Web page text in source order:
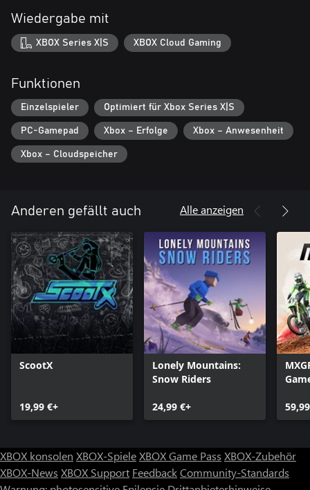
Wiedergabe mit
XBOX Series X|S XBOX Cloud Gaming
Funktionen
Einzelspieler Optimiert für Xbox Series X|S
PC-Gamepad Xbox – Erfolge Xbox – Anwesenheit
Xbox – Cloudspeicher
Anderen gefällt auch Alle anzeigen
ScootX
19,99 €+
Lonely Mountains:
Snow Riders
24,99 €+
XBOX konsolen XBOX-SpieleXBOX Game Pass XBOX-Zubehör
XBOX-News XBOX Support FeedbackCommunity-Standards